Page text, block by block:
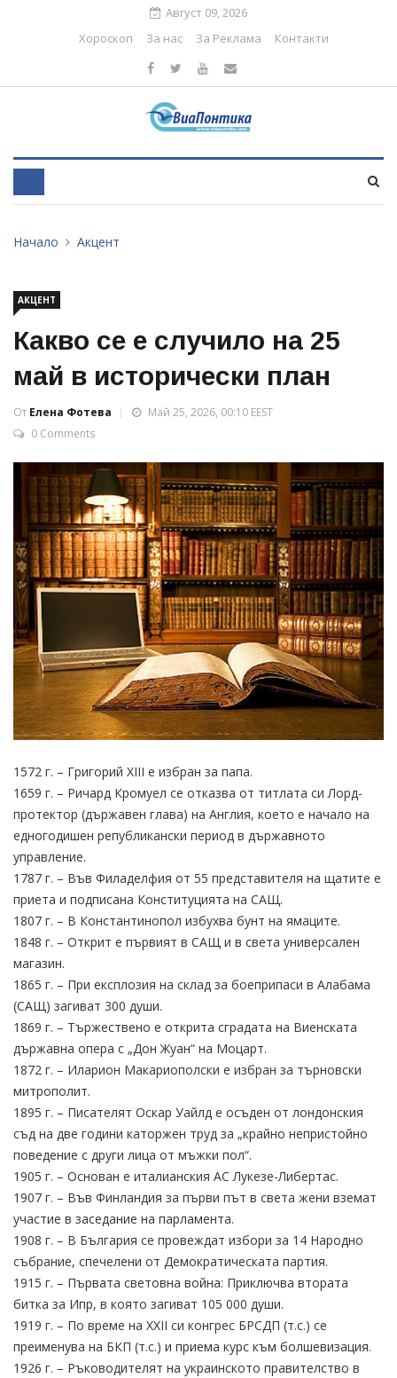
Август 09, 2026
Хороскоп
За нас За Реклама Контакти
Начало Акцент
АКЦЕНТ
Какво се е случило на 25
май в исторически план
От Елена Фотева
Май 25, 2026, 00:10 EEST
0 Comments
1572 г. – Григорий XIII е избран за папа.
1659 г. – Ричард Кромуел се отказва от титлата си Лорд-
протектор (държавен глава) на Англия, което е начало на
едногодишен републикански период в държавното
управление.
1787 г. – Във Филаделфия от 55 представителя на щатите е
приета и подписана Конституцията на САЩ.
1807 г. – В Константинопол избухва бунт на ямаците.
1848 г. – Открит е първият в САЩ и в света универсален
магазин.
1865 г. – При експлозия на склад за боеприпаси в Алабама
(САЩ) загиват 300 души.
1869 г. – Тържествено е открита сградата на Виенската
държавна опера с „Дон Жуан“ на Моцарт.
1872 г. – Иларион Макариополски е избран за търновски
митрополит.
1895 г. – Писателят Оскар Уайлд е осъден от лондонския
съд на две години каторжен труд за „крайно непристойно
поведение с други лица от мъжки пол“.
1905 г. – Основан е италианския АС Лукезе-Либертас.
1907 г. – Във Финландия за първи път в света жени вземат
участие в заседание на парламента.
1908 г. – В България се провеждат избори за 14 Народно
събрание, спечелени от Демократическата партия.
1915 г. – Първата световна война: Приключва втората
битка за Ипр, в която загиват 105 000 души.
1919 г. – По време на XXII си конгрес БРСДП (т.с.) се
преименува на БКП (т.с.) и приема курс към болшевизация.
1926 г. – Ръководителят на украинското правителство в